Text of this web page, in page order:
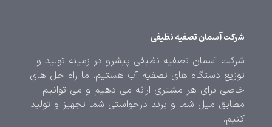
شرکت آسمان تصفیه نظیفی
شرکت آسمان تصفیه نظیفی پیشرو در زمینه تولید و
توزیع دستگاه های تصفیه آب هستیم، ما راه حل های
خاصی برای هر مشتری ارائه می دهیم و می توانیم
مطابق میل شما و برند درخواستی شما تجهیز و تولید
کنیم.